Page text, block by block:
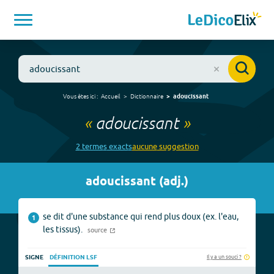
Vous êtes ici : Accueil Dictionnaire adoucissant
« adoucissant»
2 termesexactsaucunesuggestion
adoucissant (adj.)
1
se dit d'une substance qui rend plus doux (ex. l'eau,
les tissus).
source
SIGNE DÉFINITION LSF Il y a un souci ?